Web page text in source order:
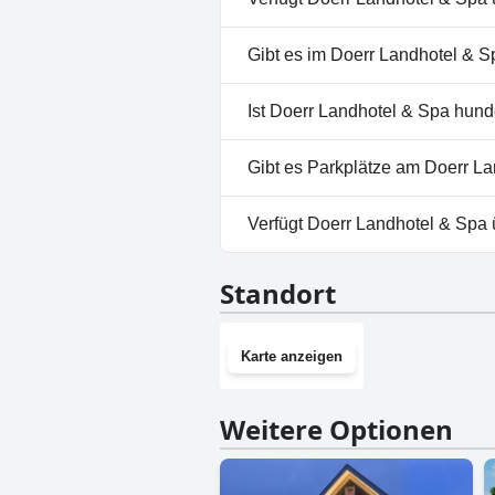
Ja, Doerr Landhotel & Spa
Gibt es im Doerr Landhotel &
Ja, es gibt ein Spa im Doerr
Ist Doerr Landhotel & Spa
Nein, Doerr Landhotel & Spa
Gibt es Parkplätze am Doerr
Ja, Parkmöglichkeiten sind
Verfügt Doerr Landhotel &
Standort
Karte anzeigen
Weitere Optionen